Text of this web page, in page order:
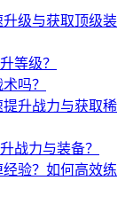
级与获取顶级装
等级？
吗？
升战力与获取稀
战力与装备？
验？如何高效练